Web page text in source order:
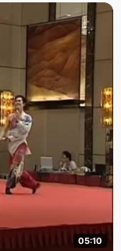
起上课，学会了很多
岁生日那天，求芝蓉
着爸爸学习朗诵诗
她已经会背大概200
很多成年人也不定能
高中达到顶峰，利用
忆五六百首诗词，在
四座，令同学们羡慕不
，于是写了几首打油
隐的诗，纳兰信德的
求芝蓉略显俊逸的性
芝蓉依然保持着对诗词
来著名的土特产小京
："剥却麻袍去赤衣，淳
（摘自求芝蓉名博"月
候就去逛书店，搬回来
中毕业的时候成功压坏
05:10